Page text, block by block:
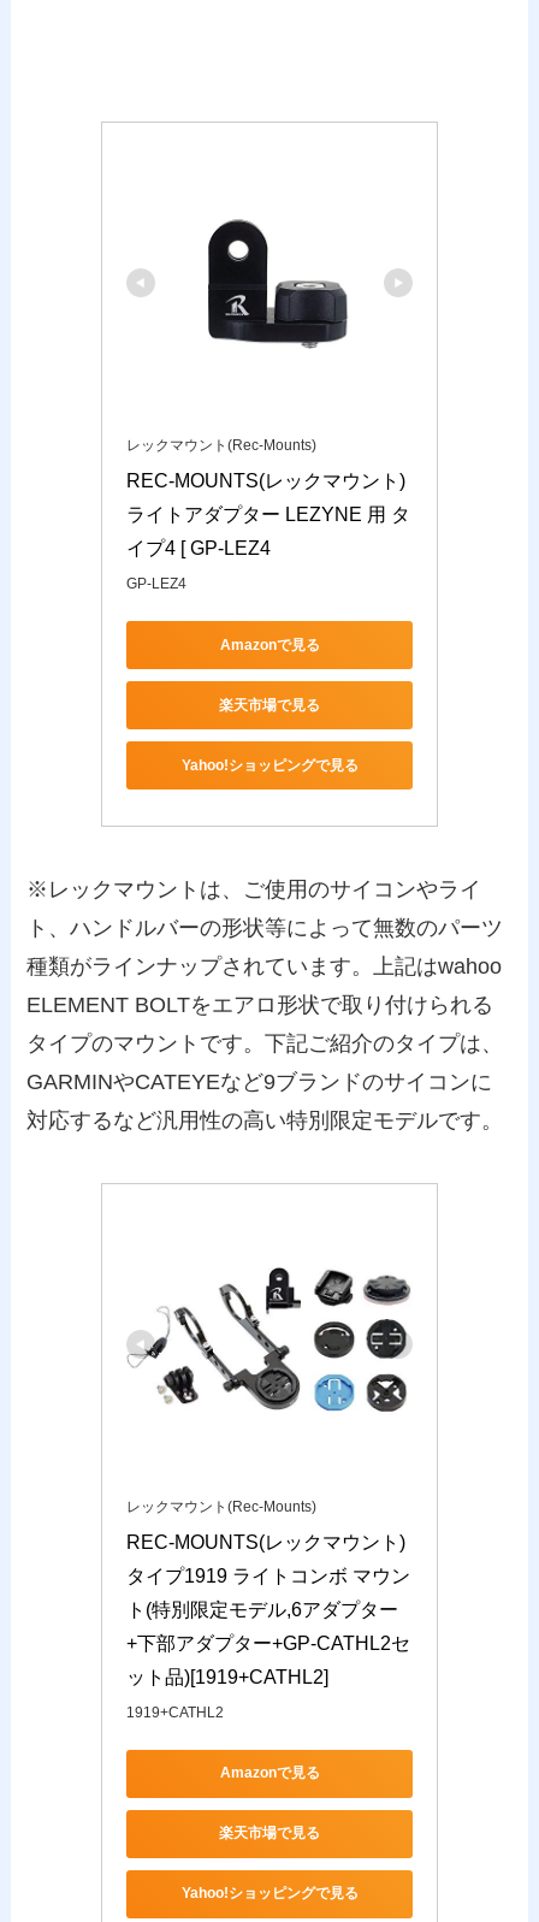
レックマウント(Rec-Mounts)
REC-MOUNTS(レックマウント)
ライトアダプター LEZYNE 用 タ
イプ4 [ GP-LEZ4
GP-LEZ4
Amazonで見る
楽天市場で見る
Yahoo!ショッピングで見る
※レックマウントは、ご使用のサイコンやライ
ト、ハンドルバーの形状等によって無数のパーツ
種類がラインナップされています。上記はwahoo
ELEMENT BOLTをエアロ形状で取り付けられる
タイプのマウントです。下記ご紹介のタイプは、
GARMINやCATEYEなど9ブランドのサイコンに
対応するなど汎用性の高い特別限定モデルです。
レックマウント(Rec-Mounts)
REC-MOUNTS(レックマウント)
タイプ1919 ライトコンボ マウン
ト(特別限定モデル,6アダプター
+下部アダプター+GP-CATHL2セ
ット品)[1919+CATHL2]
1919+CATHL2
Amazonで見る
楽天市場で見る
Yahoo!ショッピングで見る